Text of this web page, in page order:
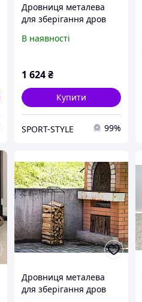
Дровниця металева
для зберігання дров
металева
В наявності
1 624₴
Купити
SPORT-STYLE 99%
Дровниця металева
для зберігання дров